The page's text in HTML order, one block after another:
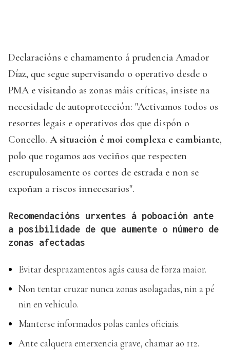
Declaracións e chamamento á prudencia Amador
Díaz, que segue supervisando o operativo desde o
PMA e visitando as zonas máis críticas, insiste na
necesidade de autoprotección: "Activamos todos os
resortes legais e operativos dos que dispón o
Concello. A situación é moi complexa e cambiante,
polo que rogamos aos veciños que respecten
escrupulosamente os cortes de estrada e non se
expoñan a riscos innecesarios".
Recomendacións urxentes á poboación ante
a posibilidade de que aumente o número de
zonas afectadas
Evitar desprazamentos agás causa de forza maior.
Non tentar cruzar nunca zonas asolagadas, nin a pé
nin en vehículo.
Manterse informados polas canles oficiais.
Ante calquera emerxencia grave, chamar ao 112.